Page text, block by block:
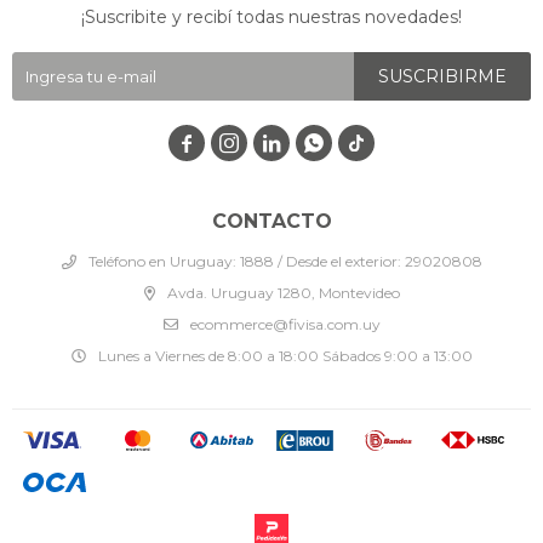
CONTACTO
Teléfono en Uruguay: 1888 / Desde el exterior: 29020808
Avda. Uruguay 1280, Montevideo
ecommerce@fivisa.com.uy
Lunes a Viernes de 8:00 a 18:00 Sábados 9:00 a 13:00
¡Suscribite y recibí todas nuestras novedades!
SUSCRIBIRME
   